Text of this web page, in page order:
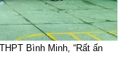
Bình Minh, “Rất ấn